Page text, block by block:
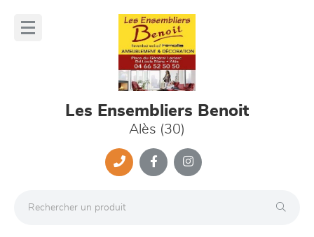
Les Ensembliers Benoit
Alès (30)